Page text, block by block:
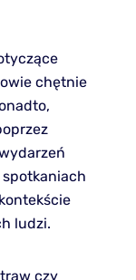
chętnie
ludzi.
czy